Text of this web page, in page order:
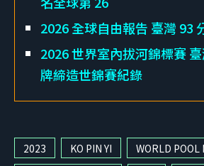
2026 全球自由報告 臺灣 93
2026 世界室內拔河錦標賽
牌締造世錦賽紀錄
2023 KO PIN YI
WORLD POOL